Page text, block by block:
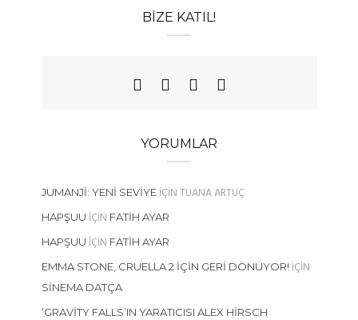
BIZE KATIL!
YORUMLAR
JUMANJI: YENI SEVIYEIÇINTUANA ARTUÇ
HAPŞUU IÇIN FATIH AYAR
HAPŞUU IÇIN FATIH AYAR
EMMA STONE, CRUELLA 2 İÇIN GERI DÖNÜYOR!IÇIN
SINEMA DATÇA
‘GRAVITY FALLS’IN YARATICISI ALEX HIRSCH